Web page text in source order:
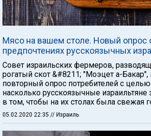
Мясо на вашем столе. Новый опрос
предпочтениях русскоязычных
Совет израильских фермеров,
рогатый скот &#8211; "Моэцет а-Бакар",
повторный опрос потребителей с
насколько русскоязычные израильтяне
в том, чтобы на их столах была свежая
05.02.2020 22:35 // Израиль